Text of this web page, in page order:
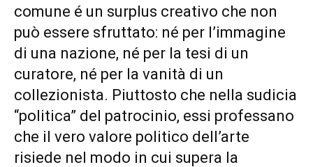
comune é un surplus creativo che non
può essere sfruttato: né per l’immagine
di una nazione, né per la tesi di un
curatore, né per la vanità di un
collezionista. Piuttosto che nella sudicia
“politica” del patrocinio, essi professano
che il vero valore politico dell’arte
risiede nel modo in cui supera la